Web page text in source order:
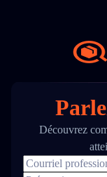
Découvrez